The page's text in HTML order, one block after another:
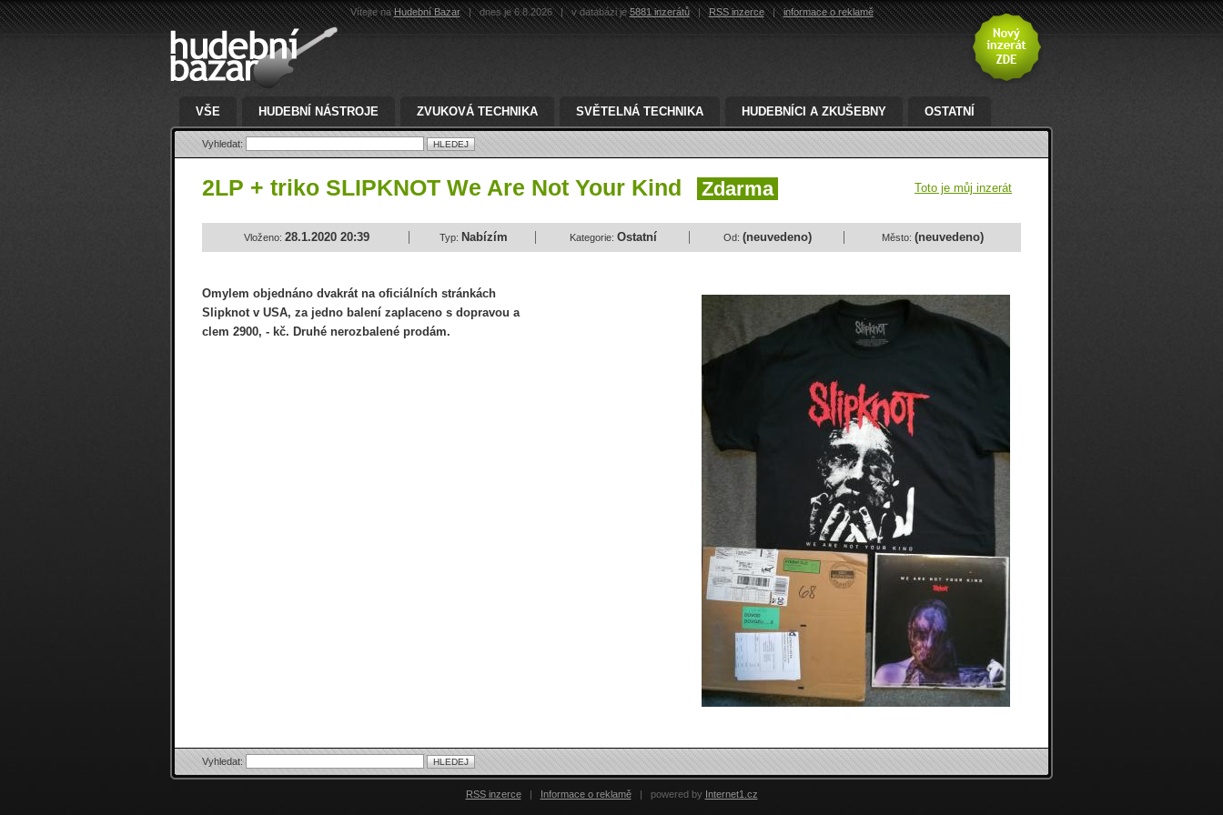
Vítejte naHudební Bazar | dnes je 6.8.2026 | v databázi je5881 inzerátů | RSS inzerce | informace o reklamě
VŠE HUDEBNÍ NÁSTROJE ZVUKOVÁ TECHNIKA SVĚTELNÁ TECHNIKA HUDEBNÍCI A ZKUŠEBNY OSTATNÍ
Vyhledat:
2LP + triko SLIPKNOT We Are Not Your Kind Zdarma Toto je můj inzerát
Vloženo: 28.1.2020 20:39 Typ: Nabízím Kategorie: Ostatní Od: (neuvedeno) Město: (neuvedeno)
Omylem objednáno dvakrát na oficiálních stránkách
Slipknot v USA, za jedno balení zaplaceno s dopravou a
clem 2900, - kč. Druhé nerozbalené prodám.
Vyhledat:
RSS inzerce | Informace o reklamě | powered by Internet1.cz